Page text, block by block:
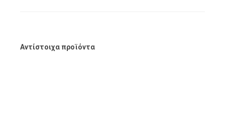
Αντίστοιχα προϊόντα